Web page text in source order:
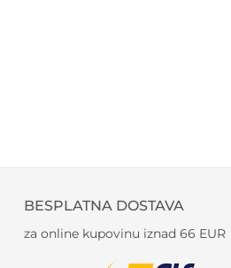
BESPLATNA DOSTAVA
za online kupovinu iznad 66 EUR